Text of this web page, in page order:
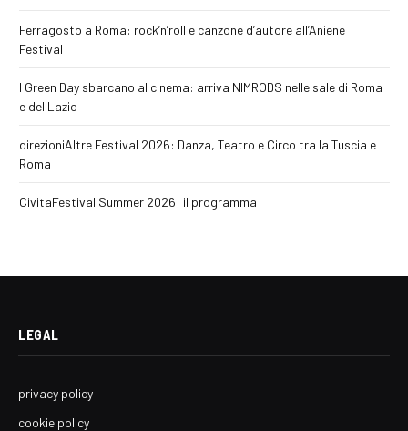
Ferragosto a Roma: rock’n’roll e canzone d’autore all’Aniene
Festival
I Green Day sbarcano al cinema: arriva NIMRODS nelle sale di Roma
e del Lazio
direzioniAltre Festival 2026: Danza, Teatro e Circo tra la Tuscia e
Roma
CivitaFestival Summer 2026: il programma
LEGAL
privacy policy
cookie policy